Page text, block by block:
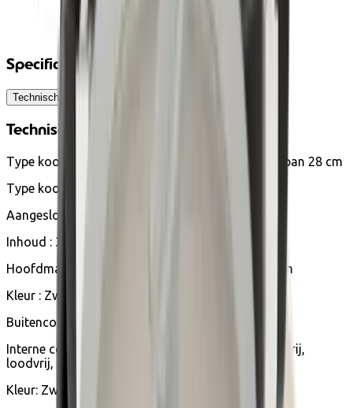
Specificaties
Technische informatie
Technische informatie
Type kookgerei: Koekenpan en sauteusepan Wokpan 28 cm
Type kookgerei : Koekenpan 1 Wokpan 28 cm
Aangesloten : Nee
Inhoud : 3,66 liter
Hoofdmateriaal: Aluminium Gerecycled aluminium
Kleur : Zwart
Buitencoating: Anti-aanbaklaag
Interne coating: Titanium antiaanbaklaag (PFOA-vrij,
loodvrij, cadmiumvrij)
Kleur: Zwart